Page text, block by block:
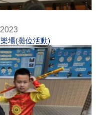
場(攤位活動)